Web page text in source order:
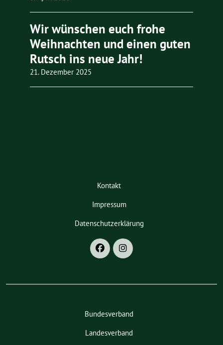
Wir wünschen euch frohe
Weihnachten und einen guten
Rutsch ins neue Jahr!
21. Dezember 2025
Kontakt
Impressum
Datenschutzerklärung
Bundesverband
Landesverband